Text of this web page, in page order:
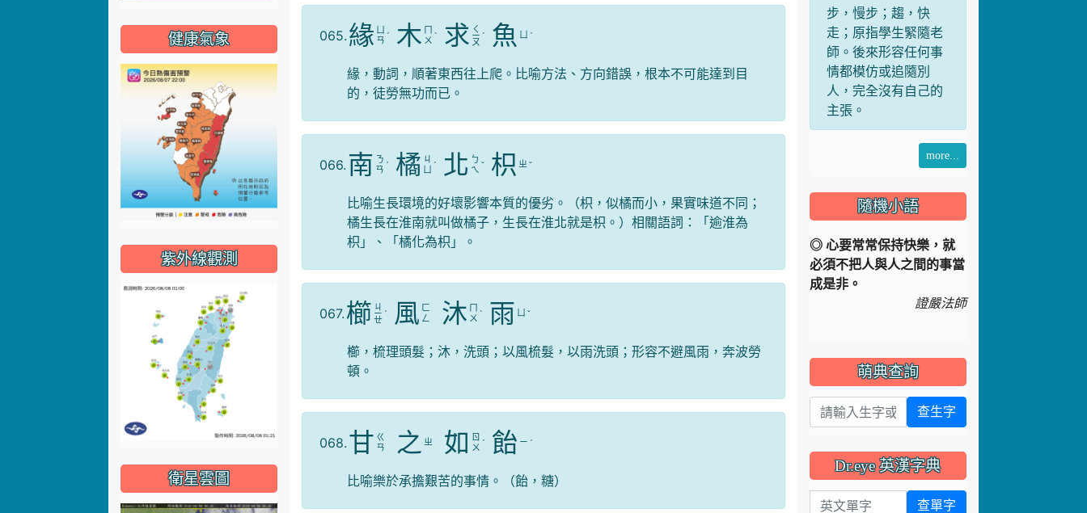
065. 緣 ㄢ ˊ 木 ㄇ
ㄨ ˋ 求 ㄑ
ㄧ
ㄡ
ˊ 魚 ˊ
緣，動詞，順著東西往上爬。比喻方法、方向錯誤，根本不可能達到目
的，徒勞無功而已。
066. 南 ㄋ
ㄢ ˊ 橘 ㄐ
ˊ 北 ㄅ
ㄟ ˇ 枳 ㄓ ˇ
比喻生長環境的好壞影響本質的優劣。（枳，似橘而小，果實味道不同；
橘生長在淮南就叫做橘子，生長在淮北就是枳。）相關語詞：「逾淮為
枳」、「橘化為枳」。
067. 櫛 ㄐ
ㄧ
ㄝ
ˊ 風 ㄈ
ㄥ
沐 ㄇ
ㄨ ˋ 雨 ˇ
櫛，梳理頭髮；沐，洗頭；以風梳髮，以雨洗頭；形容不避風雨，奔波勞
頓。
068. 甘 ㄍ
ㄢ
之 ㄓ 如 ㄖ
ㄨ ˊ 飴 ㄧ ˊ
比喻樂於承擔艱苦的事情。（飴，糖）
健康氣象
紫外線觀測
衛星雲圖
步，慢步；趨，快
走；原指學生緊隨老
師。後來形容任何事
情都模仿或追隨別
人，完全沒有自己的
主張。
more...
隨機小語
◎ 心要常常保持快樂，就
必須不把人與人之間的事當
成是非。
證嚴法師
萌典查詢
查生字
Dr.eye 英漢字典
英文單字 查單字